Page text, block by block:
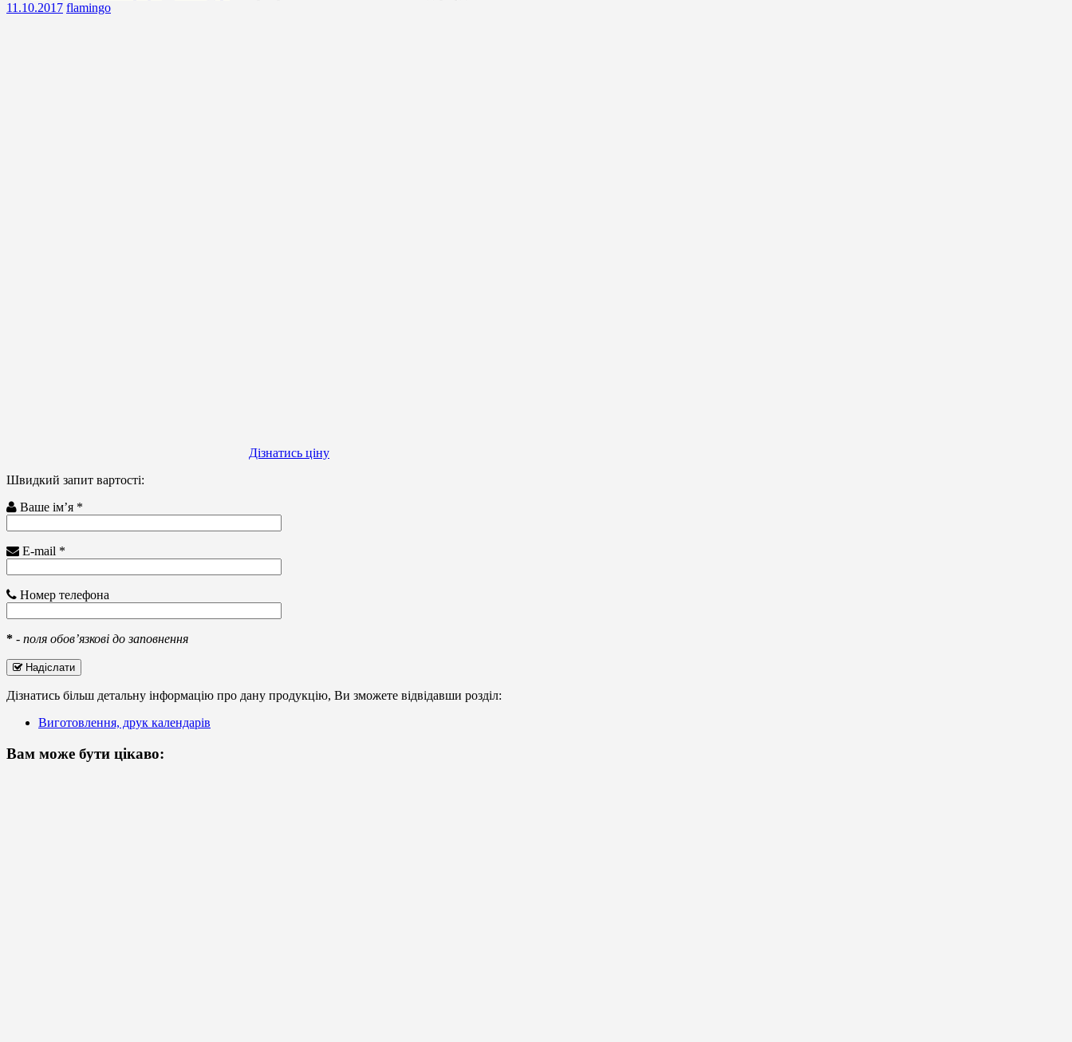
11.10.2017 flamingo
Дізнатись ціну
Швидкий запит вартості:
Ваше ім’я *
E-mail *
Номер телефона
* - поля обов’язкові до заповнення
Надіслати
Дізнатись більш детальну інформацію про дану продукцію, Ви зможете відвідавши розділ:
Виготовлення, друк календарів
Вам може бути цікаво: